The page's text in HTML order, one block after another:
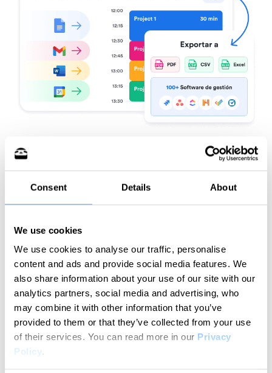
Consent Details About
We use cookies
We use cookies to analyse our traffic, personalise
content and ads and provide social media features. We
also share information about your use of our site with our
analytics partners, social media and advertising, who
may combine it with other information that you’ve
provided to them or that they’ve collected from your use
of their services. You can read more in our Privacy
Policy.
Pruébalo gratis
¿Cómo funciona?
El seguimiento automatizado de tu trabajo en
pasos muy sencillos